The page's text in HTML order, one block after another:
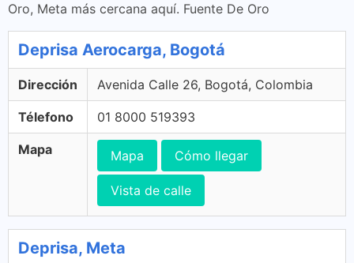
Oro, Meta más cercana aquí. Fuente De Oro
Deprisa Aerocarga, Bogotá
Dirección Avenida Calle 26, Bogotá, Colombia
Télefono 01 8000 519393
Mapa Mapa Cómo llegar
Vista de calle
Deprisa, Meta